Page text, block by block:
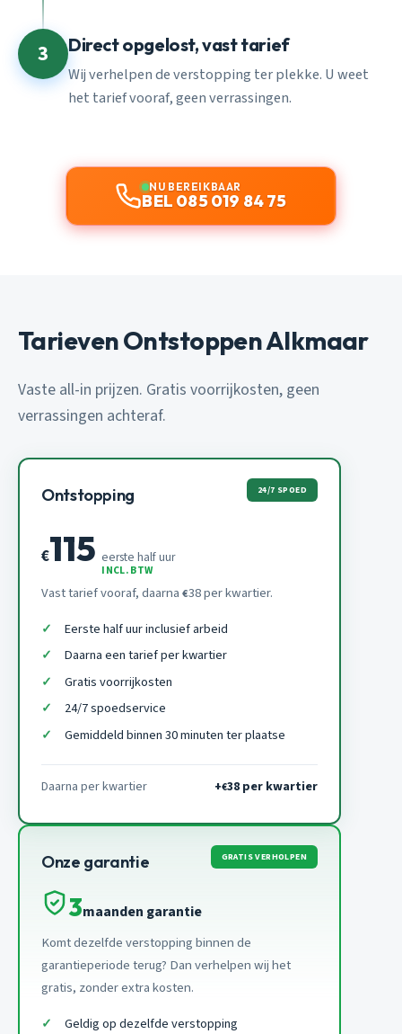
3 Direct opgelost, vast tarief
Wij verhelpen de verstopping ter plekke. U weet
het tarief vooraf, geen verrassingen.
NU BEREIKBAAR
BEL 085 019 84 75
Tarieven Ontstoppen Alkmaar
Vaste all-in prijzen. Gratis voorrijkosten, geen
verrassingen achteraf.
Ontstopping 24/7 SPOED
€115 eerste half uur
INCL. BTW
Vast tarief vooraf, daarna €38 per kwartier.
Eerste half uur inclusief arbeid
Daarna een tarief per kwartier
Gratis voorrijkosten
24/7 spoedservice
Gemiddeld binnen 30 minuten ter plaatse
Daarna per kwartier +€38 per kwartier
Onze garantie GRATIS VERHOLPEN
3maanden garantie
Komt dezelfde verstopping binnen de
garantieperiode terug? Dan verhelpen wij het
gratis, zonder extra kosten.
Geldig op dezelfde verstopping